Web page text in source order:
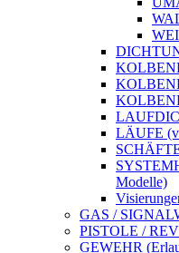
LÄUFE
Modelle)
GAS /
PISTOLE /
GEWEHR